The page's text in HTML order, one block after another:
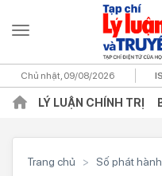
Chủ nhật, 09/08/2026
LÝ LUẬN CHÍNH TRỊ
Trang chủ > Số phát hành